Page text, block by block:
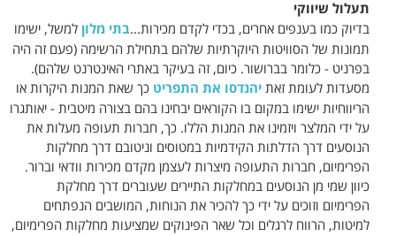
תעלול שיווקי
בדיוק כמו בענפים אחרים, בכדי לקדם מכירות...בתי מלון למשל, ישימו
תמונות של הסוויטות היוקרתיות שלהם בתחילת הרשימה (פעם זה היה
בפרניט - כלומר בברושור. כיום, זה בעיקר באתרי האינטרנט שלהם).
מסעדות לעומת זאת יהנדסו את התפריט כך שאת המנות היקרות או
הריווחיות ישימו במקום בו הקוראים יבחינו בהם בצורה מיטבית - יאותגרו
על ידי המלצר ויזמינו את המנות הללו. כך, חברות תעופה מעלות את
הנוסעים דרך הדלתות הקידמיות במטוסים וניטובם דרך מחלקות
הפרימיום, חברות התעופה מיצרות לעצמן מקדם מכירות וודאי וברור.
כיוון שמי מן הנוסעים במחלקות התיירים שעוברים דרך מחלקת
הפרימיום וזוכים על ידי כך להכיר את הנוחות, המושבים הנפתחים
למיטות, הרווח לרגלים וכל שאר הפינוקים שמציעות מחלקות הפרימיום,